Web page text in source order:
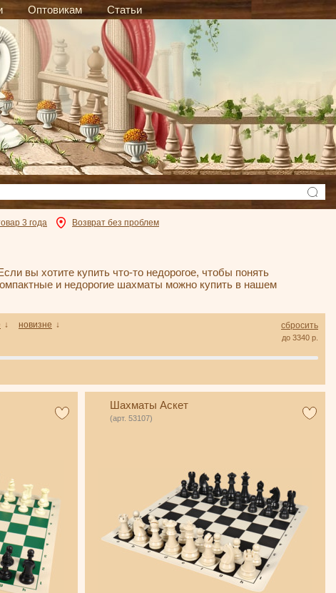
Оптовикам Статьи
3 года Возврат без проблем
вы хотите купить что-то недорогое, чтобы понять
и недорогие шахматы можно купить в нашем
↓ новизне ↓
до 3340 р.
сбросить
Шахматы Аскет
(арт. 53107)